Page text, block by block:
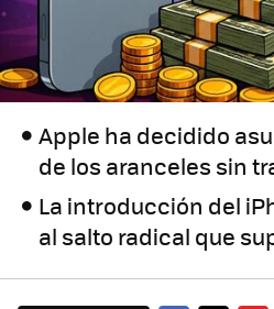
Apple ha decidido
de los aranceles sin
La introducción del
al salto radical que